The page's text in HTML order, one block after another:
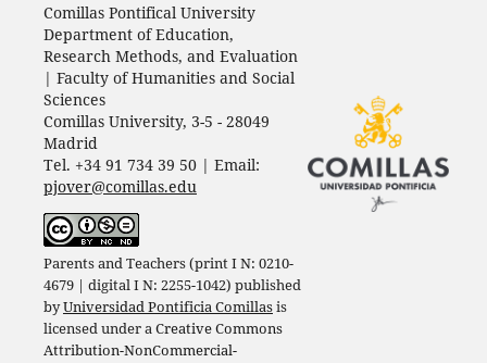
Comillas Pontifical University
Department of Education,
Research Methods, and Evaluation
| Faculty of Humanities and Social
Sciences
Comillas University, 3-5 - 28049
Madrid
Tel. +34 91 734 39 50 | Email:
pjover@comillas.edu
Parents and Teachers (print I N: 0210-
4679 | digital I N: 2255-1042) published
byUniversidad Pontificia Comillasis
licensed under aCreative Commons
Attribution-NonCommercial-